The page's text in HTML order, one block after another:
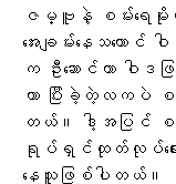
ဇမ္ဗူနဲ့ စမ်းရေမို
အေးချမ်းနေသယေ
က ဦးဆောင်ကာ ဝါ
ဟာ ပြီးခဲ့တဲ့လကပဲ စစ်
တယ်။ ဒါ့အပြင်
ရုပ်ရှင်ထုတ်လုပ်ရေး
နေသူဖြစ်ပါတယ်။